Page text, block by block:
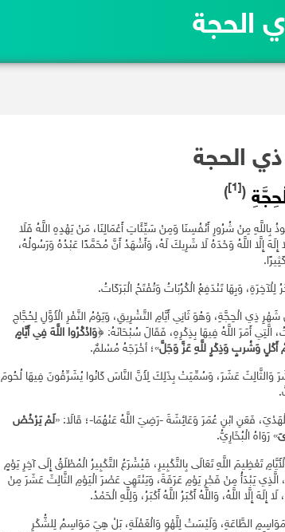
الحجة
الحجة
(
[1]
)
بِاللَّهِ مِنْ شُرُورِ أَنْفُسِنَا وَمِنْ سَيِّئَاتِ أَعْمَالِنَا، مَنْ يَهْدِهِ اللَّهُ فَلَا
إِلَّا اللَّهُ وَحْدَهُ لَا شَرِيكَ لَهُ، وَأَشْهَدُ أَنَّ مُحَمَّدًا عَبْدُهُ وَرَسُولُهُ،
لِلْآخِرَةِ، وَبِهَا تَنْدَفِعُ الْكُرُبَاتُ وَتُفْتَحُ الْبَرَكَاتُ.
ذِي الْحِجَّةِ، وَهُوَ ثَانِي أَيَّامِ التَّشْرِيقِ، وَيَوْمُ النَّفْرِ الْأَوَّلِ لِحُجَّاجِ
الَّتِي أَمَرَ اللَّهُ فِيهَا بِذِكْرِهِ، فَقَالَ سُبْحَانَهُ: ﴿وَاذْكُرُوا اللَّهَ فِي أَيَّامٍ
أَكْلٍ وَشُربٍ وَذِكْرٍ للَّهِ عَزَّ وَجَلَّ»؛ أخْرَجَهُ مُسْلمٌ.
وَالثَّالِثَ عَشَرَ، وَسُمِّيَتْ بِذَلِكَ لِأَنَّ النَّاسَ كَانُوا يُشَرِّقُونَ فِيهَا لُحُومَ
فَعَنِ ابْنِ عُمَرَ وَعَائِشَةَ -رَضِيَ اللَّهُ عَنْهُمَا-؛ قَالَا: «لَمْ يَرْخُصْ
» رَوَاهُ الْبُخَارِيُّ.
تَعْظِيمَ اللَّهِ تَعَالَى بِالتَّكْبِيرِ، فَيُشْرَعُ التَّكْبِيرُ الْمُطْلَقُ إِلَى آخِرِ يَوْمٍ
الَّذِي يَبْدَأُ مِنْ فَجْرِ يَوْمِ عَرَفَةَ، وَيَنْتَهِي عَصْرَ الْيَوْمِ الثَّالِثَ عَشَرَ مِنْ
إِلَّا اللَّهُ، وَاللَّهُ أَكْبَرُ اللَّهُ أَكْبَرُ، وَلِلَّهِ الْحَمْدُ.
الطَّاعَةِ، وَلَيْسَتْ لِلَّهْوِ وَالْغَفْلَةِ، بَلْ هِيَ مَوَاسِمُ لِلشُّكْرِ